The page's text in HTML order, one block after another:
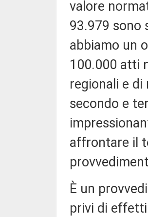
valore
93.979 sono
abbiamo un
100.000 atti
regionali e
secondo e
affrontare il
È un
privi di